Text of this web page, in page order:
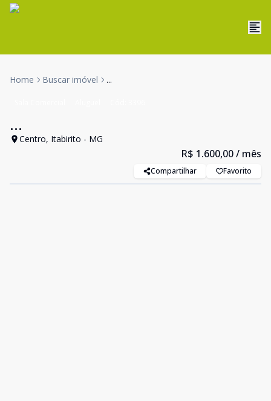
Home Buscar imóvel ...
...
Centro, Itabirito - MG
R$ 1.600,00/ mês
Compartilhar Favorito